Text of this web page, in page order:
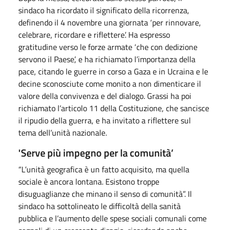
sindaco ha ricordato il significato della ricorrenza,
definendo il 4 novembre una giornata ‘per rinnovare,
celebrare, ricordare e riflettere’. Ha espresso
gratitudine verso le forze armate ‘che con dedizione
servono il Paese’, e ha richiamato l’importanza della
pace, citando le guerre in corso a Gaza e in Ucraina e le
decine sconosciute come monito a non dimenticare il
valore della convivenza e del dialogo. Grassi ha poi
richiamato l’articolo 11 della Costituzione, che sancisce
il ripudio della guerra, e ha invitato a riflettere sul
tema dell’unità nazionale.
'Serve più impegno per la comunità’
“L’unità geografica è un fatto acquisito, ma quella
sociale è ancora lontana. Esistono troppe
disuguaglianze che minano il senso di comunità”. Il
sindaco ha sottolineato le difficoltà della sanità
pubblica e l’aumento delle spese sociali comunali come